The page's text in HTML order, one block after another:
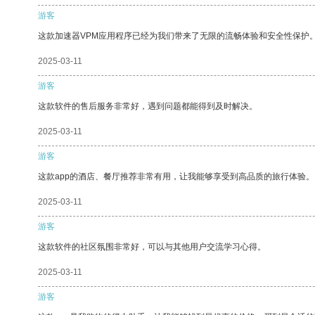
游客
这款加速器VPM应用程序已经为我们带来了无限的流畅体验和安全性保护
2025-03-11
游客
这款软件的售后服务非常好，遇到问题都能得到及时解决。
2025-03-11
游客
这款app的酒店、餐厅推荐非常有用，让我能够享受到高品质的旅行体验。
2025-03-11
游客
这款软件的社区氛围非常好，可以与其他用户交流学习心得。
2025-03-11
游客